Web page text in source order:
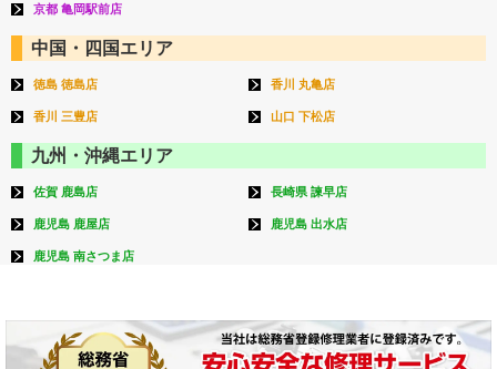
京都 亀岡駅前店
中国・四国エリア
徳島 徳島店 香川 丸亀店
香川 三豊店 山口 下松店
九州・沖縄エリア
佐賀 鹿島店 長崎県 諫早店
鹿児島 鹿屋店 鹿児島 出水店
鹿児島 南さつま店